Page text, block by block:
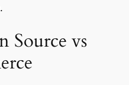
Source vs